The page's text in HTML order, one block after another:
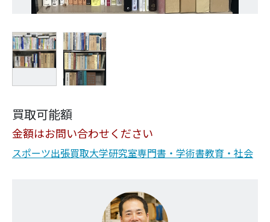
買取可能額
金額はお問い合わせください
スポーツ出張買取大学研究室専門書・学術書教育・社会